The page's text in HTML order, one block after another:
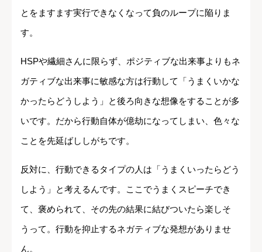
とをますます実行できなくなって負のループに陥りま
す。
HSPや繊細さんに限らず、ポジティブな出来事よりもネ
ガティブな出来事に敏感な方は行動して「うまくいかな
かったらどうしよう」と後ろ向きな想像をすることが多
いです。だから行動自体が億劫になってしまい、色々な
ことを先延ばししがちです。
反対に、行動できるタイプの人は「うまくいったらどう
しよう」と考えるんです。ここでうまくスピーチでき
て、褒められて、その先の結果に結びついたら楽しそ
うって。行動を抑止するネガティブな発想がありませ
ん。